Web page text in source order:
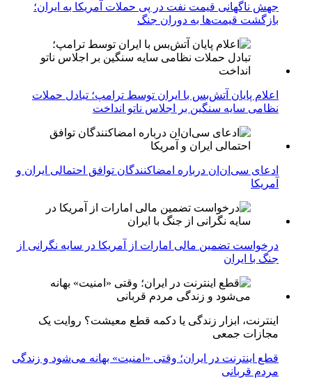
جهش ناگهانی قیمت نفت در پی حملات آمریکا به ایران؛
بازگشت قیمت‌ها به دوران جنگ
اعلام پایان آتش‌بس با ایران توسط ترامپ؛ تبادل حملات
نظامی سایه سنگین بر اجلاس ناتو انداخت
ادعای سی‌ان‌ان درباره امضاکنندگان توافق احتمالی ایران و
آمریکا
درخواست تضمین مالی امارات از آمریکا در سایه نگرانی از
جنگ با ایران
اینترنت، ابزار زندگی یا دکمه قطع معیشت؟ روایت یک
مجازات جمعی
قطع اینترنت در ایران؛ وقتی «امنیت» بهانه می‌شود و زندگی
مردم قربانی